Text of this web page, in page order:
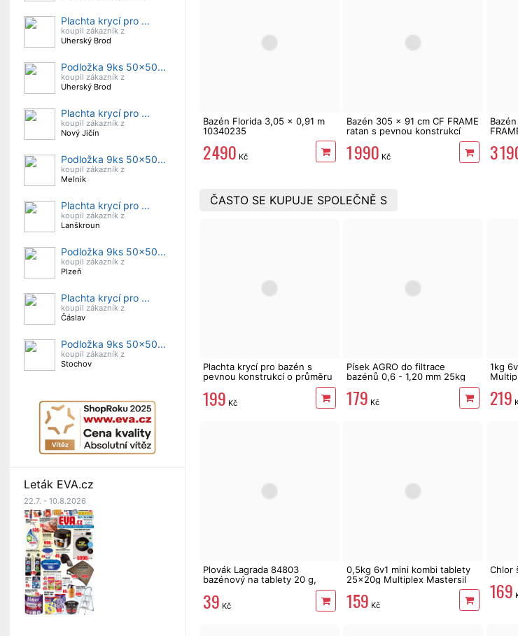
Plachta krycí pro ...
koupil zákazník z
Uherský Brod
Podložka 9ks 50x50...
koupil zákazník z
Uherský Brod
Plachta krycí pro ...
koupil zákazník z
Nový Jičín
Podložka 9ks 50x50...
koupil zákazník z
Melnik
Plachta krycí pro ...
koupil zákazník z
Lanškroun
Podložka 9ks 50x50...
koupil zákazník z
Plzeň
Plachta krycí pro ...
koupil zákazník z
Čáslav
Podložka 9ks 50x50...
koupil zákazník z
Stochov
Leták EVA.cz
22.7. - 10.8.2026
Bazén Florida 3,05 x 0,91 m
10340235
2 490 Kč
Bazén 305 x 91 cm CF FRAME
ratan s pevnou konstrukcí
1 990 Kč 3
ČASTO SE KUPUJE SPOLEČNĚ S
Plachta krycí pro bazén s
pevnou konstrukcí o průměru
199 Kč
Písek AGRO do filtrace
bazénů 0,6 - 1,20 mm 25kg
179 Kč
1kg
219
Plovák Lagrada 84803
bazénový na tablety 20 g,
39 Kč
0,5kg 6v1 mini kombi tablety
25x20g Multiplex Mastersil
159 Kč
Chlor
169